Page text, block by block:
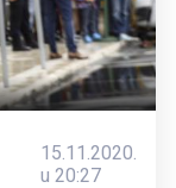
15.11.2020.
u 20:27